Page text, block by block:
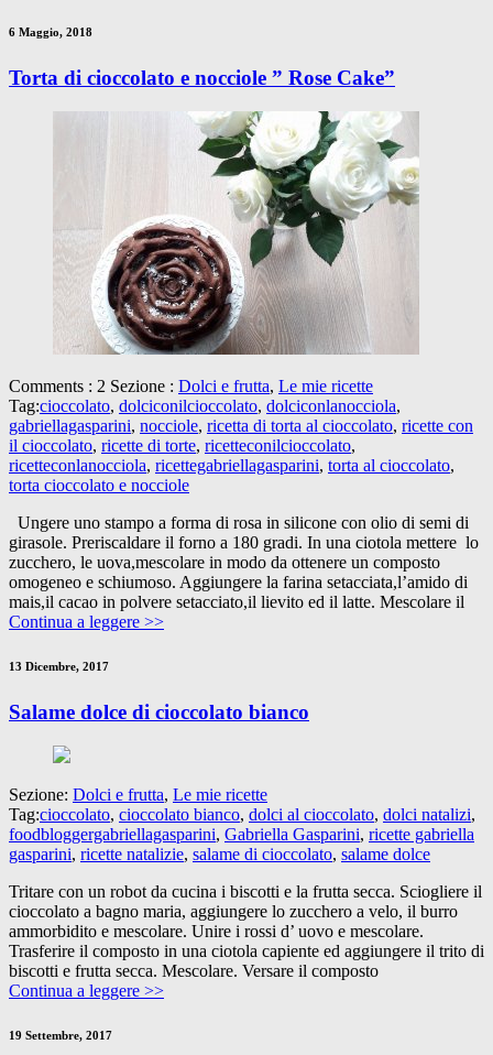
6 Maggio, 2018
Torta di cioccolato e nocciole ” Rose Cake”
Comments : 2 Sezione : Dolci e frutta, Le mie ricette
Tag:cioccolato, dolciconilcioccolato, dolciconlanocciola,
gabriellagasparini, nocciole, ricetta di torta al cioccolato, ricette con
il cioccolato, ricette di torte, ricetteconilcioccolato,
ricetteconlanocciola, ricettegabriellagasparini, torta al cioccolato,
torta cioccolato e nocciole
Ungere uno stampo a forma di rosa in silicone con olio di semi di
girasole. Preriscaldare il forno a 180 gradi. In una ciotola mettere lo
zucchero, le uova,mescolare in modo da ottenere un composto
omogeneo e schiumoso. Aggiungere la farina setacciata,l’amido di
mais,il cacao in polvere setacciato,il lievito ed il latte. Mescolare il
Continua a leggere >>
13 Dicembre, 2017
Salame dolce di cioccolato bianco
Sezione: Dolci e frutta, Le mie ricette
Tag:cioccolato, cioccolato bianco, dolci al cioccolato, dolci natalizi,
foodbloggergabriellagasparini, Gabriella Gasparini, ricette gabriella
gasparini, ricette natalizie, salame di cioccolato, salame dolce
Tritare con un robot da cucina i biscotti e la frutta secca. Sciogliere il
cioccolato a bagno maria, aggiungere lo zucchero a velo, il burro
ammorbidito e mescolare. Unire i rossi d’ uovo e mescolare.
Trasferire il composto in una ciotola capiente ed aggiungere il trito di
biscotti e frutta secca. Mescolare. Versare il composto
Continua a leggere >>
19 Settembre, 2017